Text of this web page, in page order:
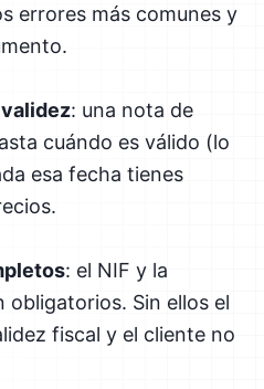
errores más comunes y
: una nota de
cuándo es válido (lo
esa fecha tienes
: el NIF y la
Sin ellos el
fiscal y el cliente no